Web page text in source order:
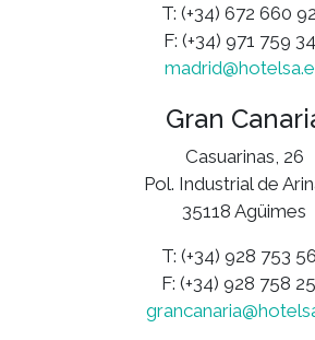
T: (+34) 672 660
F: (+34) 971 759
Gran
Casuarinas, 26
Pol. Industrial de
35118 Agüimes
T: (+34) 928 753
F: (+34) 928 758